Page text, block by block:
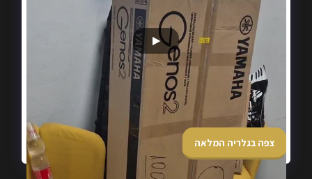
צפה בגלריה המלאה